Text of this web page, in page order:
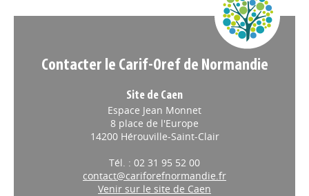
Contacter le Carif-Oref de Normandie
Site de Caen
Espace Jean Monnet
8 place de l'Europe
14200 Hérouville-Saint-Clair
Tél. : 02 31 95 52 00
contact@cariforefnormandie.fr
Venir sur le site de Caen